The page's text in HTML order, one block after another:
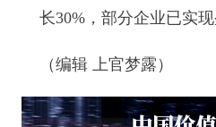
长30%，部分企业已实
（编辑 上官梦露）